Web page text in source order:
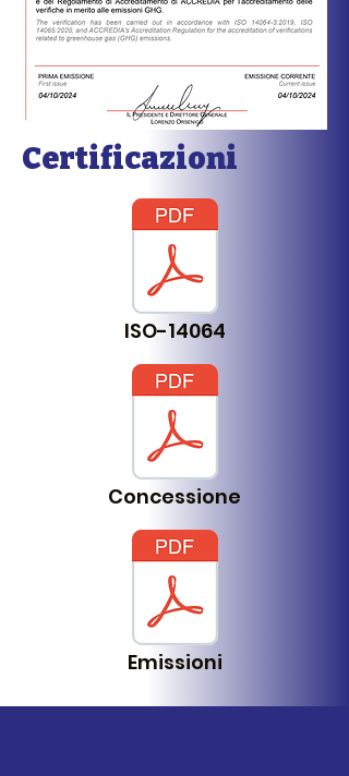
Certificazioni
ISO-14064
Concessione
Emissioni